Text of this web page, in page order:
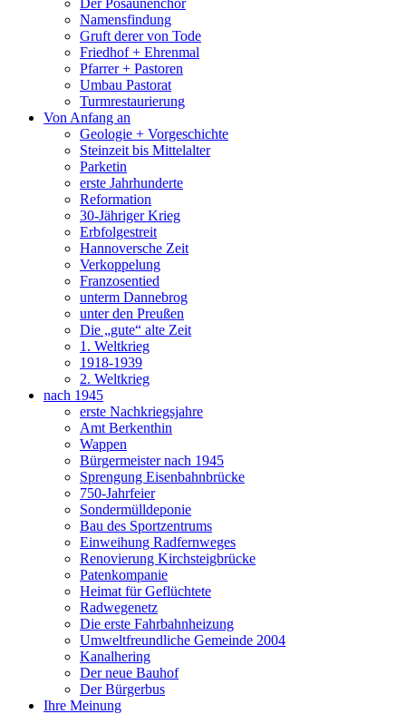
Der Posaunenchor
Namensfindung
Gruft derer von Tode
Friedhof + Ehrenmal
Pfarrer + Pastoren
Umbau Pastorat
Turmrestaurierung
Von Anfang an
Geologie + Vorgeschichte
Steinzeit bis Mittelalter
Parketin
erste Jahrhunderte
Reformation
30-Jähriger Krieg
Erbfolgestreit
Hannoversche Zeit
Verkoppelung
Franzosentied
unterm Dannebrog
unter den Preußen
Die „gute“ alte Zeit
1. Weltkrieg
1918-1939
2. Weltkrieg
nach 1945
erste Nachkriegsjahre
Amt Berkenthin
Wappen
Bürgermeister nach 1945
Sprengung Eisenbahnbrücke
750-Jahrfeier
Sondermülldeponie
Bau des Sportzentrums
Einweihung Radfernweges
Renovierung Kirchsteigbrücke
Patenkompanie
Heimat für Geflüchtete
Radwegenetz
Die erste Fahrbahnheizung
Umweltfreundliche Gemeinde 2004
Kanalhering
Der neue Bauhof
Der Bürgerbus
Ihre Meinung